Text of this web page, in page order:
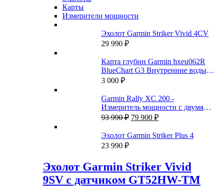
Карты
Измерители мощности
Эхолот Garmin Striker Vivid 4CV
29 990 ₽
Карта глубин Garmin hxeu062R
BlueChart G3 Внутренние воды
России
3 000 ₽
Garmin Rally XC 200 -
Измеритель мощности с двумя
датчиками
93 990₽ Первоначальная
составляла
93
79 900 ₽Текущая
79
Эхолот Garmin Striker Plus 4
23 990 ₽
Эхолот Garmin Striker Vivid
9SV с датчиком GT52HW-TM